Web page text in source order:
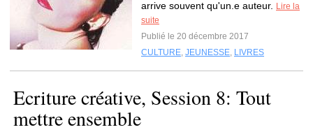
arrive souvent qu'un.e auteur.
Lire la
suite
Publié le 20 décembre 2017
CULTURE, JEUNESSE, LIVRES
Ecriture créative, Session 8: Tout
mettre ensemble